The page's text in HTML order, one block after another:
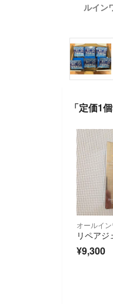
ルイン
「定価1
オールイ
リペア
¥9,300